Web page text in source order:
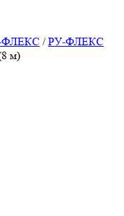
ФЛЕКС /РУ-ФЛЕКС
м)